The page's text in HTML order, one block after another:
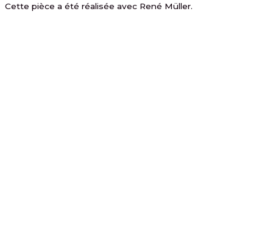
Cette pièce a été réalisée avec René Müller.